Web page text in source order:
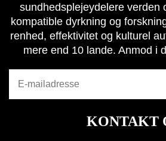
sundhedsplejeydelere verden
kompatible dyrkning og
renhed, effektivitet og kulturel
mere end 10 lande. Anmod i
KONTAKT